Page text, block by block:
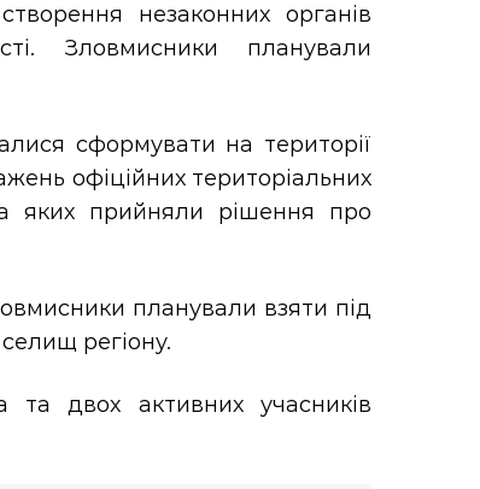
незаконних органів
Зловмисники планували
сформувати на території
офіційних територіальних
яких прийняли рішення про
планували взяти під
регіону.
та двох активних учасників